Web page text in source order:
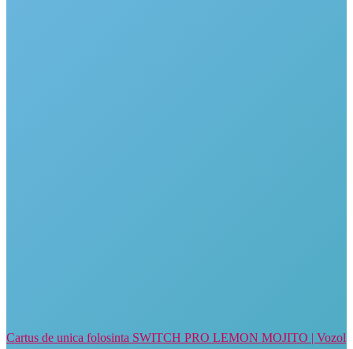
Cartus de unica folosinta SWITCH PRO LEMON MOJITO | Vozol